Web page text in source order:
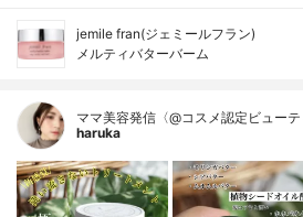
jemile fran(ジェミールフラン)
メルティバターバーム
ママ美容発信〈@コスメ認定ビュー
haruka